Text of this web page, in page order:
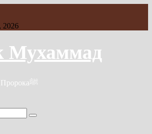
2026
Мухаммад
Жизнь последнего Пророкаﷺ